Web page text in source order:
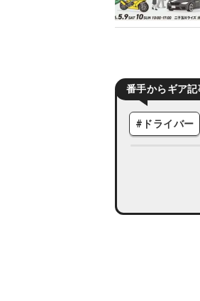
番手からギア記
# ドライバー